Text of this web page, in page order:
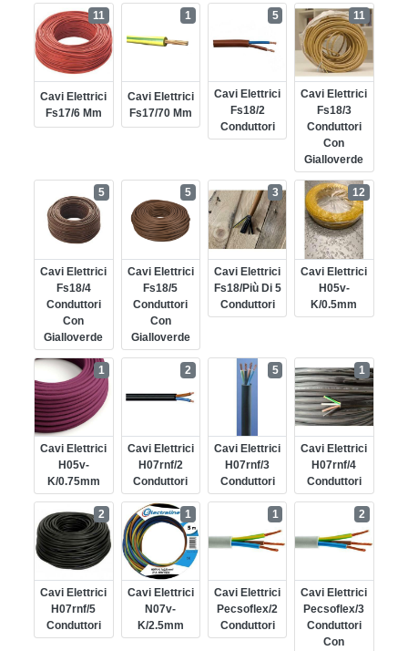
Cavi Elettrici
Fs17/6 Mm
11
Cavi Elettrici
Fs17/70 Mm
1
Cavi Elettrici
Fs18/2
Conduttori
5
Cavi Elettrici
Fs18/3
Conduttori
Con
Gialloverde
11
Cavi Elettrici
Fs18/4
Conduttori
Con
Gialloverde
5
Cavi Elettrici
Fs18/5
Conduttori
Con
Gialloverde
5
Cavi Elettrici
Fs18/più Di 5
Conduttori
3
Cavi Elettrici
H05v-
K/0.5mm
12
Cavi Elettrici
H05v-
K/0.75mm
1
Cavi Elettrici
H07rnf/2
Conduttori
2
Cavi Elettrici
H07rnf/3
Conduttori
5
Cavi Elettrici
H07rnf/4
Conduttori
1
Cavi Elettrici
H07rnf/5
Conduttori
2
Cavi Elettrici
N07v-
K/2.5mm
1
Cavi Elettrici
Pecsoflex/2
Conduttori
1
Cavi Elettrici
Pecsoflex/3
Conduttori
Con
2